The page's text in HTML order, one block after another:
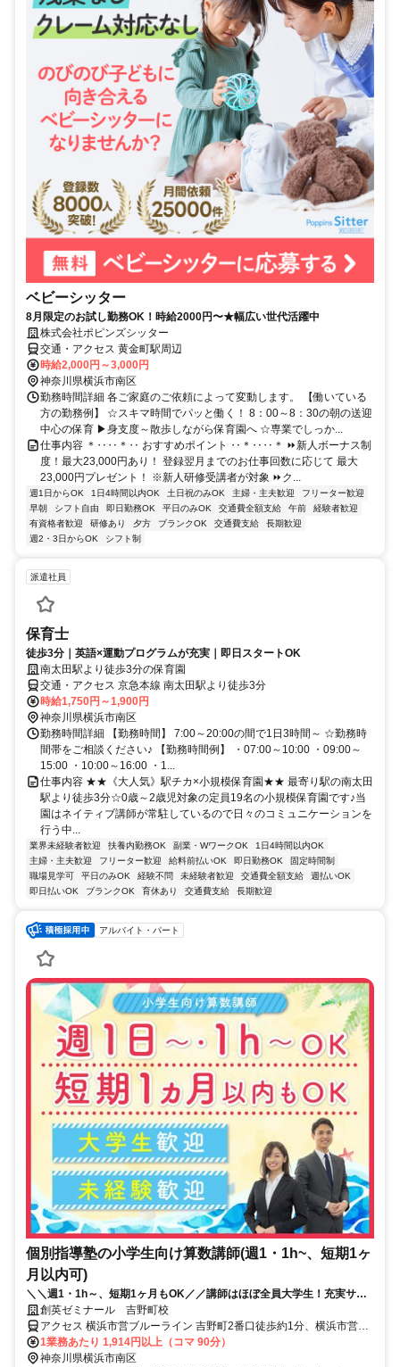
ベビーシッター
8月限定のお試し勤務OK！時給2000円〜★幅広い世代活躍中
株式会社ポピンズシッター
交通・アクセス 黄金町駅周辺
時給2,000円～3,000円
神奈川県横浜市南区
勤務時間詳細 各ご家庭のご依頼によって変動します。 【働いている
方の勤務例】 ☆スキマ時間でパッと働く！ 8：00～8：30の朝の送迎
中心の保育 ▶身支度～散歩しながら保育園へ ☆専業でしっか...
仕事内容 ＊‥‥＊‥ おすすめポイント ‥＊‥‥＊ ⏩新人ボーナス制
度！最大23,000円あり！ 登録翌月までのお仕事回数に応じて 最大
23,000円プレゼント！ ※新人研修受講者が対象 ⏩ク...
週1日からOK 1日4時間以内OK 土日祝のみOK 主婦・主夫歓迎
フリーター歓迎
早朝
シフト自由 即日勤務OK 平日のみOK 交通費全額支給 午前
経験者歓迎
有資格者歓迎
研修あり 夕方 ブランクOK 交通費支給
長期歓迎
週2・3日からOK
シフト制
派遣社員
保育士
徒歩3分｜英語×運動プログラムが充実｜即日スタートOK
南太田駅より徒歩3分の保育園
交通・アクセス 京急本線 南太田駅より徒歩3分
時給1,750円～1,900円
神奈川県横浜市南区
勤務時間詳細 【勤務時間】 7:00～20:00の間で1日3時間～ ☆勤務時
間帯をご相談ください♪ 【勤務時間例】 ・07:00～10:00 ・09:00～
15:00 ・10:00～16:00 ・1...
仕事内容 ★★《大人気》駅チカ×小規模保育園★★ 最寄り駅の南太田
駅より徒歩3分☆0歳～2歳児対象の定員19名の小規模保育園です♪当
園はネイティブ講師が常駐しているので日々のコミュニケーションを
行う中...
業界未経験者歓迎 扶養内勤務OK 副業・WワークOK
1日4時間以内OK
主婦・主夫歓迎
フリーター歓迎 給料前払いOK 即日勤務OK
固定時間制
職場見学可
平日のみOK 経験不問 未経験者歓迎 交通費全額支給
週払いOK
即日払いOK
ブランクOK 育休あり 交通費支給 長期歓迎
アルバイト・パート
個別指導塾の小学生向け算数講師(週1・1h~、短期1ヶ
月以内可)
＼＼週1・1h～、短期1ヶ月もOK／／講師はほぼ全員大学生！充実サポ
ートで初バイトでも安心◎面接履歴書不要
創英ゼミナール 吉野町校
アクセス 横浜市営ブルーライン 吉野町2番口徒歩約1分、横浜市営ブ
ルーライン 阪東橋5番口徒歩約9分、京急本線 南太田徒歩約9分
1業務あたり 1,914円以上（コマ 90分）
神奈川県横浜市南区